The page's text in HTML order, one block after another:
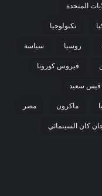
المتحدة
تكنولوجيا
روسيا سياسة
فيروس كورونا
قيس سعيد
ماكرون مصر
كان السينمائي